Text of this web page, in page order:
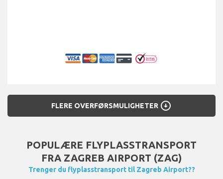
FLERE OVERFØRSMULIGHETER arrow_circle_down
POPULÆRE FLYPLASSTRANSPORT
FRA ZAGREB AIRPORT (ZAG)
Trenger du flyplasstransport til Zagreb Airport??